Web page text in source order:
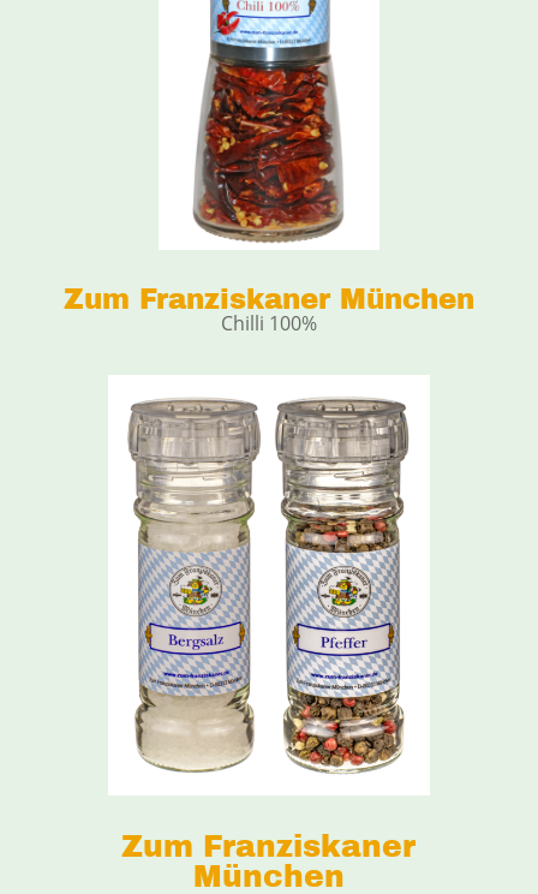
Zum Franziskaner München
Chilli 100%
Zum Franziskaner
München